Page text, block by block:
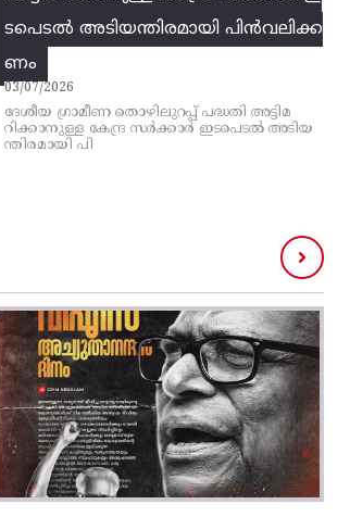
ടപെടല്‍ അടിയന്തിരമായി പിന്‍വലിക്ക
ണം
03/07/2026
ദേശീയ ഗ്രാമീണ തൊഴിലുറപ്പ്‌ പദ്ധതി അട്ടിമ
റിക്കാനുള്ള കേന്ദ്ര സര്‍ക്കാര്‍ ഇടപെടല്‍ അടിയ
ന്തിരമായി പി